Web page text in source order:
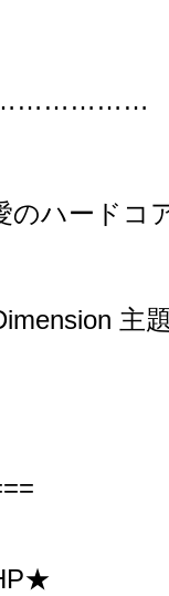
のハードコ
主